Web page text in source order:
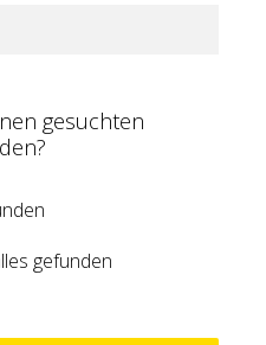
gesuchten
gefunden